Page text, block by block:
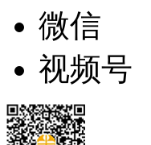
微信
视频号